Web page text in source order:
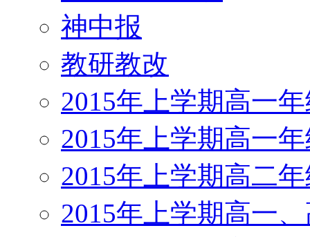
神中报
教研教改
2015年上学期高一
2015年上学期高一
2015年上学期高二
2015年上学期高一